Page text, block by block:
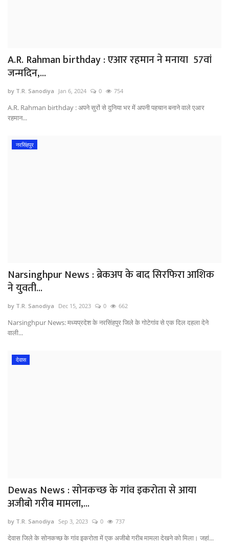
A.R. Rahman birthday : एआर रहमान ने मनाया 57वां
जन्मदिन,...
by T.R. Sanodiya Jan 6, 2024 0 754
A.R. Rahman birthday : अपने सुरों से दुनिया भर में अपनी पहचान बनाने वाले एआर
रहमान...
नरसिंहपुर
Narsinghpur News : ब्रेकअप के बाद सिरफिरा आशिक
ने युवती...
by T.R. Sanodiya Dec 15, 2023 0 662
Narsinghpur News: मध्यप्रदेश के नरसिंहपुर जिले के गोटेगांव से एक दिल दहला देने
वाली...
देवास
Dewas News : सोनकच्छ के गांव इकरोता से आया
अजीबो गरीब मामला,...
by T.R. Sanodiya Sep 3, 2023 0 737
देवास जिले के सोनकच्छ के गांव इकरोता में एक अजीबो गरीब मामला देखने को मिला। जहां...